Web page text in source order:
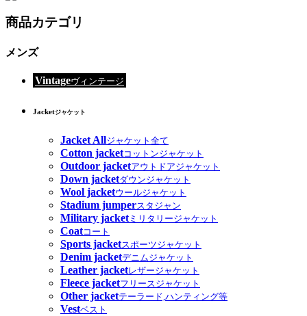
商品カテゴリ
メンズ
Vintageヴィンテージ
Jacketジャケット
Jacket Allジャケット全て
Cotton jacketコットンジャケット
Outdoor jacketアウトドアジャケット
Down jacketダウンジャケット
Wool jacketウールジャケット
Stadium jumperスタジャン
Military jacketミリタリージャケット
Coatコート
Sports jacketスポーツジャケット
Denim jacketデニムジャケット
Leather jacketレザージャケット
Fleece jacketフリースジャケット
Other jacketテーラード,ハンティング等
Vestベスト